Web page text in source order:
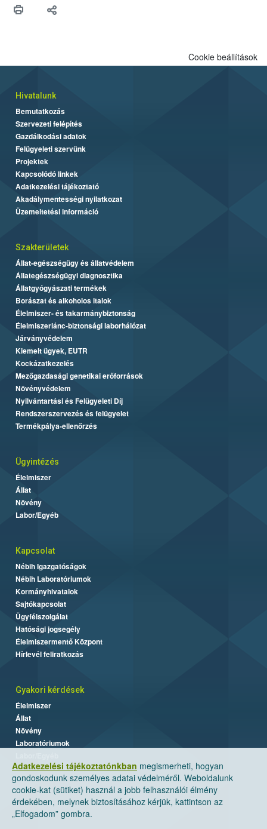
felhasználók számára is elérhető és ökológiai termesztésben is
Adatkezelési tájékoztatónkban megismerheti, hogyan
gondoskodunk személyes adatai védelméről. Weboldalunk
cookie-kat (sütiket) használ a jobb felhasználói élmény
érdekében, melynek biztosításához kérjük, kattintson az
„Elfogadom” gombra.
Cookie beállítások
Hivatalunk
Bemutatkozás
Szervezeti felépítés
Gazdálkodási adatok
Felügyeleti szervünk
Projektek
Kapcsolódó linkek
Adatkezelési tájékoztató
Akadálymentességi nyilatkozat
Üzemeltetési információ
Szakterületek
Állat-egészségügy és állatvédelem
Állategészségügyi diagnosztika
Állatgyógyászati termékek
Borászat és alkoholos italok
Élelmiszer- és takarmánybiztonság
Élelmiszerlánc-biztonsági laborhálózat
Járványvédelem
Kiemelt ügyek, EUTR
Kockázatkezelés
Mezőgazdasági genetikai erőforrások
Növényvédelem
Nyilvántartási és Felügyeleti Díj
Rendszerszervezés és felügyelet
Termékpálya-ellenőrzés
Ügyintézés
Élelmiszer
Állat
Növény
Labor/Egyéb
Kapcsolat
Nébih Igazgatóságok
Nébih Laboratóriumok
Kormányhivatalok
Sajtókapcsolat
Ügyfélszolgálat
Hatósági jogsegély
Élelmiszermentő Központ
Hírlevél feliratkozás
Gyakori kérdések
Élelmiszer
Állat
Növény
Laboratóriumok